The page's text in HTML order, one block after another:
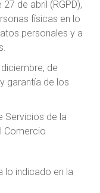
de abril (RGPD),
físicas en lo
personales y a
de
garantía de los
Servicios de la
Comercio
lo indicado en la